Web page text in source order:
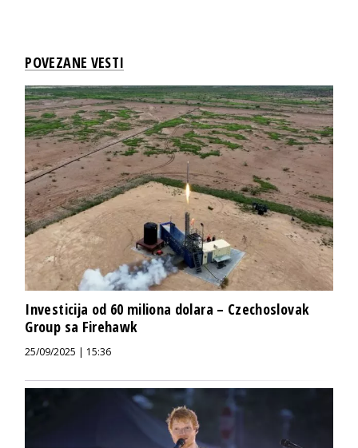
POVEZANE VESTI
Investicija od 60 miliona dolara – Czechoslovak
Group sa Firehawk
25/09/2025 | 15:36